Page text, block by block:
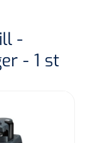
-
- 1 st